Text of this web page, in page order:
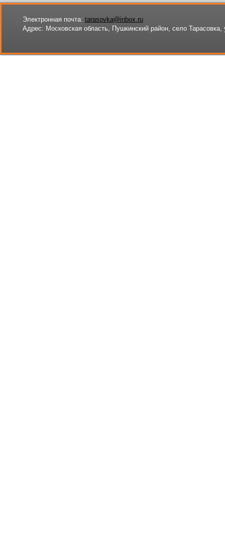
Электронная почта: tarasovka@inbox.ru
Адрес: Московская область, Пушкинский район, село